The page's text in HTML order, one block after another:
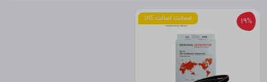
ضمانت اصالت کالا 19%